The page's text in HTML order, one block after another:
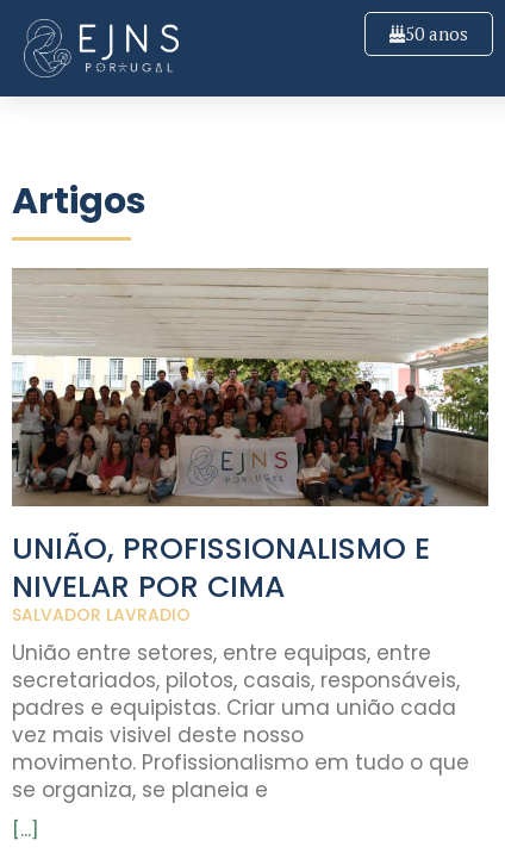
50 anos
Artigos
UNIÃO, PROFISSIONALISMO E
NIVELAR POR CIMA
SALVADOR LAVRADIO
União entre setores, entre equipas, entre
secretariados, pilotos, casais, responsáveis,
padres e equipistas. Criar uma união cada
vez mais visivel deste nosso
movimento. Profissionalismo em tudo o que
se organiza, se planeia e
[...]